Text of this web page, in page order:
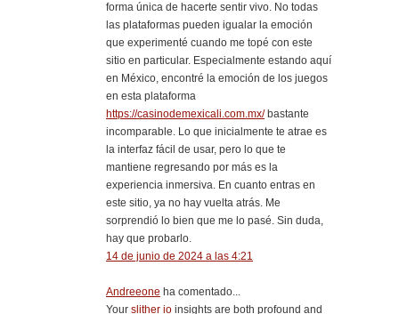
forma única de hacerte sentir vivo. No todas
las plataformas pueden igualar la emoción
que experimenté cuando me topé con este
sitio en particular. Especialmente estando aquí
en México, encontré la emoción de los juegos
en esta plataforma
https://casinodemexicali.com.mx/bastante
incomparable. Lo que inicialmente te atrae es
la interfaz fácil de usar, pero lo que te
mantiene regresando por más es la
experiencia inmersiva. En cuanto entras en
este sitio, ya no hay vuelta atrás. Me
sorprendió lo bien que me lo pasé. Sin duda,
hay que probarlo.
14 de junio de 2024 a las 4:21
Andreeone ha comentado...
Your slither io insights are both profound and